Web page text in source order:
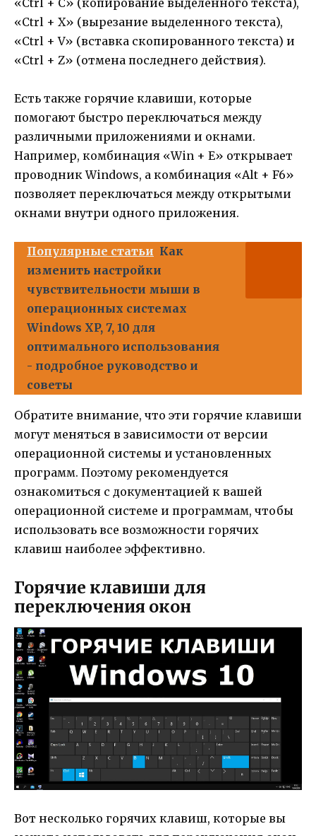
«Ctrl + X» (вырезание выделенного текста),
«Ctrl + V» (вставка скопированного текста) и
«Ctrl + Z» (отмена последнего действия).
Есть также горячие клавиши, которые
помогают быстро переключаться между
различными приложениями и окнами.
Например, комбинация «Win + E» открывает
проводник Windows, а комбинация «Alt + F6»
позволяет переключаться между открытыми
окнами внутри одного приложения.
Популярные статьи Как
изменить настройки
чувствительности мыши в
операционных системах
Windows XP, 7, 10 для
оптимального использования
- подробное руководство и
советы
Обратите внимание, что эти горячие клавиши
могут меняться в зависимости от версии
операционной системы и установленных
программ. Поэтому рекомендуется
ознакомиться с документацией к вашей
операционной системе и программам, чтобы
использовать все возможности горячих
клавиш наиболее эффективно.
Горячие клавиши для
переключения окон
Вот несколько горячих клавиш, которые вы